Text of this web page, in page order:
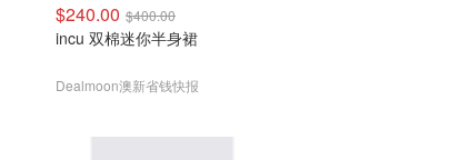
$240.00 $400.00
incu 双棉迷你半身裙
Dealmoon澳新省钱快报